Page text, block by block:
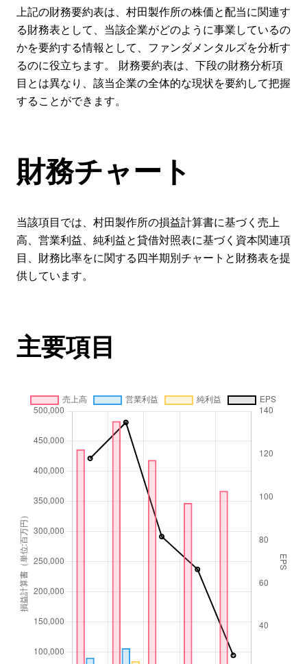
上記の財務要約表は、村田製作所の株価と配当に関連す
る財務表として、当該企業がどのように事業しているの
かを要約する情報として、ファンダメンタルズを分析す
るのに役立ちます。 財務要約表は、下段の財務分析項
目とは異なり、該当企業の全体的な現状を要約して把握
することができます。
財務チャート
当該項目では、村田製作所の損益計算書に基づく売上
高、営業利益、純利益と貸借対照表に基づく資本関連項
目、財務比率をに関する四半期別チャートと財務表を提
供しています。
主要項目